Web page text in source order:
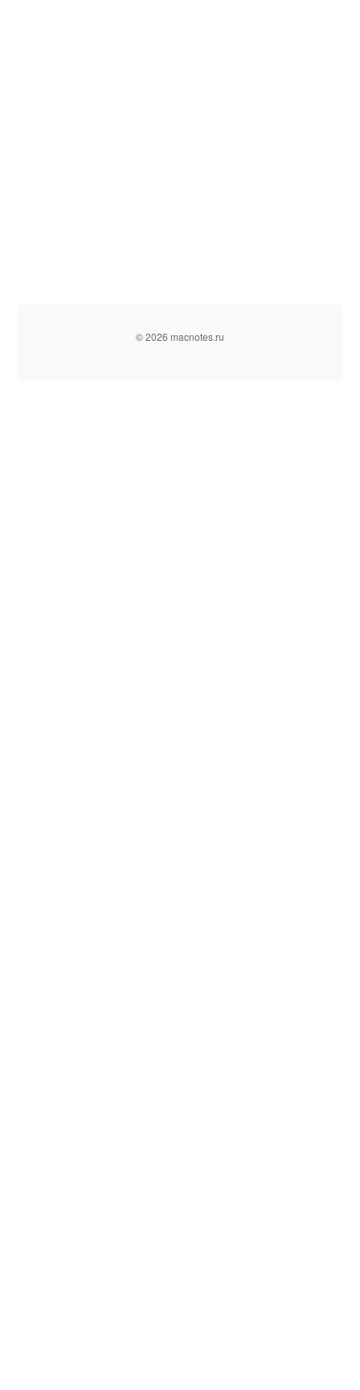
© 2026 macnotes.ru